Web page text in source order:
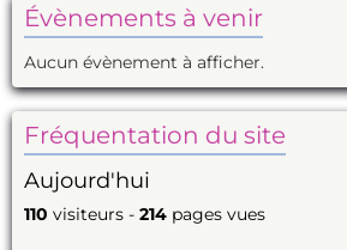
Évènements à venir
Aucun évènement à afficher.
Fréquentation du site
Aujourd'hui
110 visiteurs - 214 pages vues